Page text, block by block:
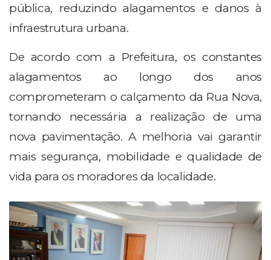
pública, reduzindo alagamentos e danos à
infraestrutura urbana.
De acordo com a Prefeitura, os constantes
alagamentos ao longo dos anos
comprometeram o calçamento da Rua Nova,
tornando necessária a realização de uma
nova pavimentação. A melhoria vai garantir
mais segurança, mobilidade e qualidade de
vida para os moradores da localidade.